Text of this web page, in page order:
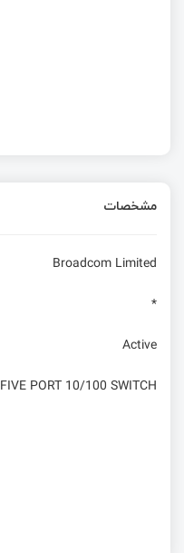
مشخصات
Broadcom Limited
*
Active
FIVE PORT 10/100 SWITCH